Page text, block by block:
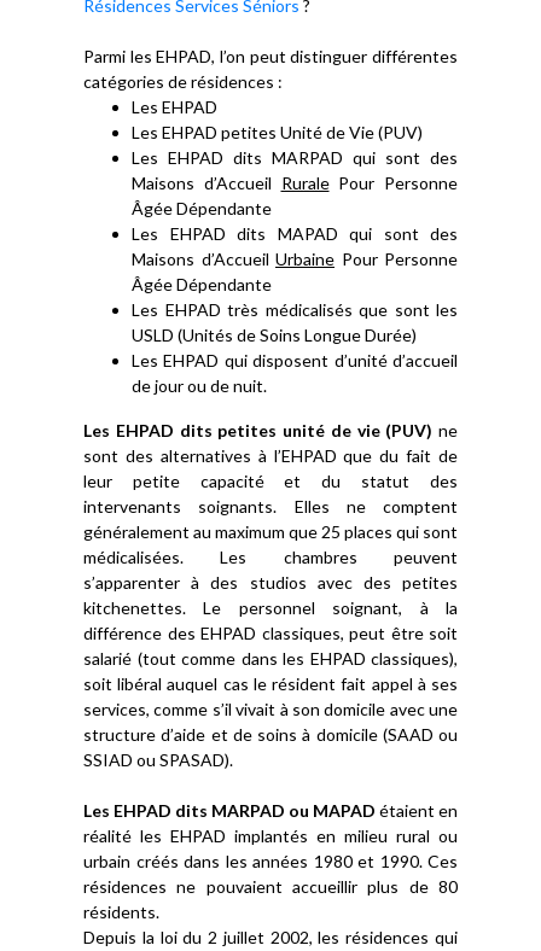
Résidences Services Séniors ?
Parmi les EHPAD, l’on peut distinguer différentes
catégories de résidences :
Les EHPAD
Les EHPAD petites Unité de Vie (PUV)
Les EHPAD dits MARPAD qui sont des
Maisons d’Accueil RuralePour Personne
Âgée Dépendante
Les EHPAD dits MAPAD qui sont des
Maisons d’Accueil Urbaine Pour Personne
Âgée Dépendante
Les EHPAD très médicalisés que sont les
USLD (Unités de Soins Longue Durée)
Les EHPAD qui disposent d’unité d’accueil
de jour ou de nuit.
Les EHPAD dits petites unité de vie (PUV) ne
sont des alternatives à l’EHPAD que du fait de
leur petite capacité et du statut des
intervenants soignants. Elles ne comptent
généralement au maximum que 25 places qui sont
médicalisées. Les chambres peuvent
s’apparenter à des studios avec des petites
kitchenettes. Le personnel soignant, à la
différence des EHPAD classiques, peut être soit
salarié (tout comme dans les EHPAD classiques),
soit libéral auquel cas le résident fait appel à ses
services, comme s’il vivait à son domicile avec une
structure d’aide et de soins à domicile (SAAD ou
SSIAD ou SPASAD).
Les EHPAD dits MARPAD ou MAPAD étaient en
réalité les EHPAD implantés en milieu rural ou
urbain créés dans les années 1980 et 1990. Ces
résidences ne pouvaient accueillir plus de 80
résidents.
Depuis la loi du 2 juillet 2002, les résidences qui